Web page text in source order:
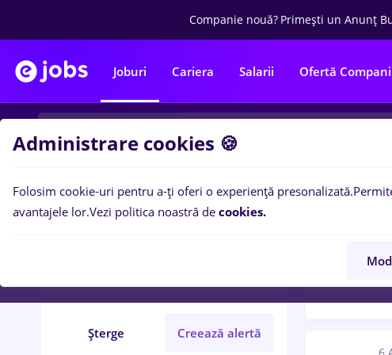
Companie nouă? Primești un Anunț
Joburi Cariera Salarii Ofertă
Filtre
Șterge Creează alertă
Administrare cookies 🍪
Folosim cookie-uri pentru a-ți oferi o experiență presonalizată.
avantajele lor.Vezi politica noastră de cookies.